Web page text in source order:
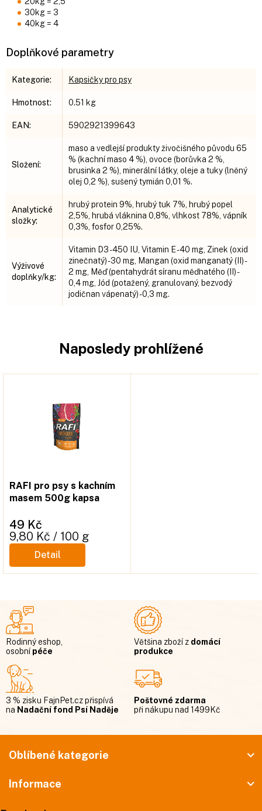
30kg = 3
40kg = 4
Doplňkové parametry
Kategorie: Kapsičky pro psy
Hmotnost: 0.51 kg
EAN: 5902921399643
Složení:
maso a vedlejší produkty živočišného původu 65
% (kachní maso 4 %), ovoce (borůvka 2 %,
brusinka 2 %), minerální látky, oleje a tuky (lněný
olej 0,2 %), sušený tymián 0,01 %.
Analytické
složky:
hrubý protein 9%, hrubý tuk 7%, hrubý popel
2,5%, hrubá vláknina 0,8%, vlhkost 78%, vápník
0,3%, fosfor 0,25%.
Výživové
doplňky/kg:
Vitamin D3 - 450 IU, Vitamin E - 40 mg, Zinek (oxid
zinečnatý) - 30 mg, Mangan (oxid manganatý (II) -
2 mg, Měď (pentahydrát síranu měďnatého (II) -
0,4 mg, Jód (potažený, granulovaný, bezvodý
jodičnan vápenatý) - 0,3 mg.
Naposledy prohlížené
RAFI pro psy s kachním
masem 500g kapsa
49 Kč
Měrná
cena:
9,80 Kč / 100 g
Detail
Rodinný eshop,
osobní péče
Většina zboží z domácí
produkce
3 % zisku FajnPet.cz přispívá
na Nadační fond Psí Naděje
Poštovné zdarma
při nákupu nad 1499Kč
Oblíbené kategorie
Informace